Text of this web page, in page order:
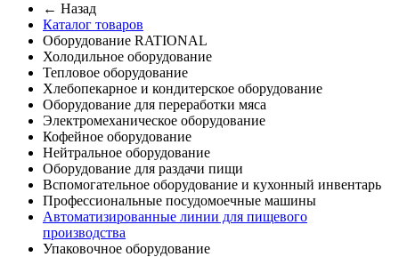
← Назад
Каталог товаров
Оборудование RATIONAL
Холодильное оборудование
Тепловое оборудование
Хлебопекарное и кондитерское оборудование
Оборудование для переработки мяса
Электромеханическое оборудование
Кофейное оборудование
Нейтральное оборудование
Оборудование для раздачи пищи
Вспомогательное оборудование и кухонный инвентарь
Профессиональные посудомоечные машины
Автоматизированные линии для пищевого
производства
Упаковочное оборудование